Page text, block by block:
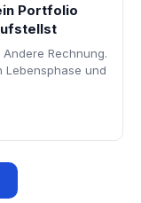
Portfolio
Rechnung.
Lebensphase und